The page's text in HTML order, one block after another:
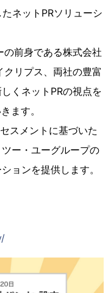
ネットPRソリューシ
前身である株式会社
リプス、両社の豊富
くネットPRの視点を
ます。
スメントに基づいた
ー・ユーグループの
ョンを提供します。